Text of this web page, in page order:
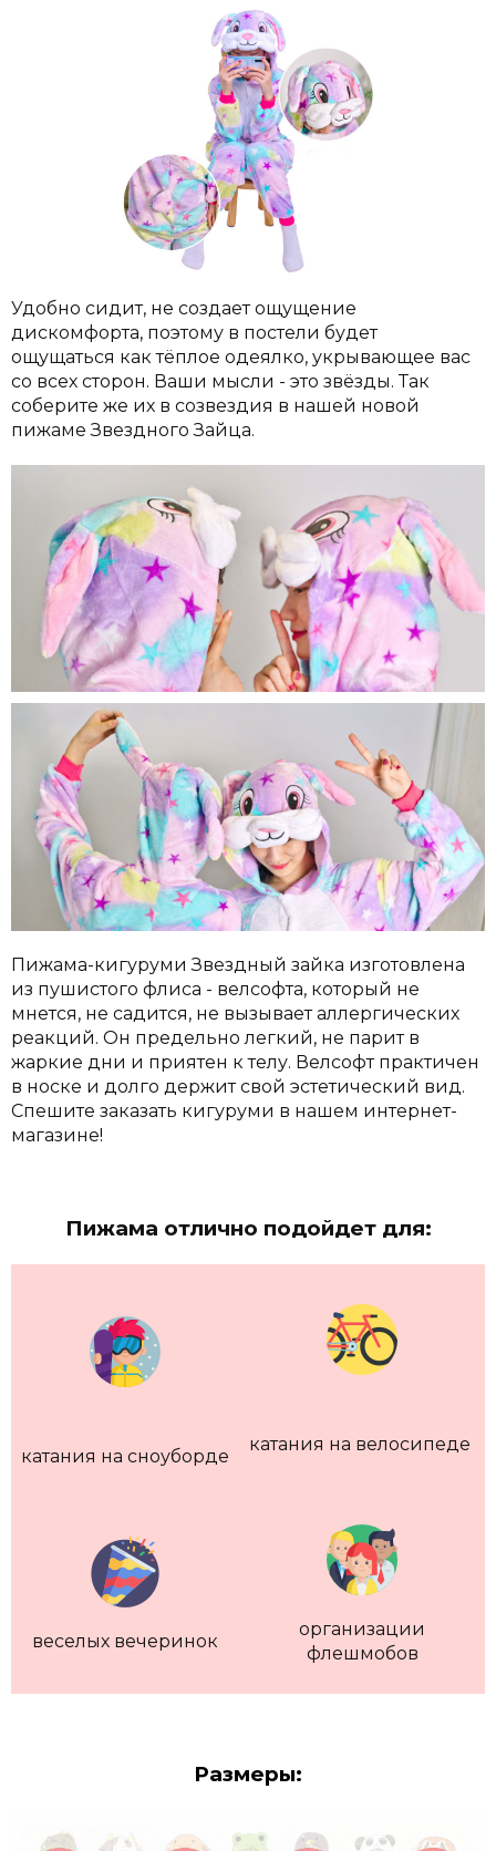
Удобно сидит, не создает ощущение
дискомфорта, поэтому в постели будет
ощущаться как тёплое одеялко, укрывающее вас
со всех сторон. Ваши мысли - это звёзды. Так
соберите же их в созвездия в нашей новой
пижаме Звездного Зайца.
Пижама-кигуруми Звездный зайка изготовлена
из пушистого флиса - велсофта, который не
мнется, не садится, не вызывает аллергических
реакций. Он предельно легкий, не парит в
жаркие дни и приятен к телу. Велсофт практичен
в носке и долго держит свой эстетический вид.
Спешите заказать кигуруми в нашем интернет-
магазине!
Пижама отлично подойдет для:
катания на сноуборде
катания на велосипеде
веселых вечеринок
организации
флешмобов
Размеры: